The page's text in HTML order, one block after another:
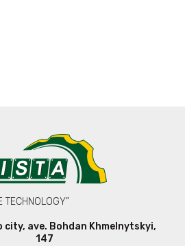
TECHNOLOGY”
city, ave. Bohdan Khmelnytskyi,
147